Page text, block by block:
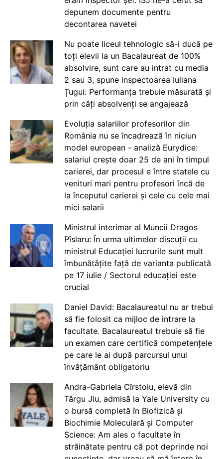
depunem documente pentru
decontarea navetei
Nu poate liceul tehnologic să-i ducă pe
toți elevii la un Bacalaureat de 100%
absolvire, sunt care au intrat cu media
2 sau 3, spune inspectoarea Iuliana
Țugui: Performanța trebuie măsurată și
prin câți absolvenți se angajează
Evoluția salariilor profesorilor din
România nu se încadrează în niciun
model european - analiză Eurydice:
salariul crește doar 25 de ani în timpul
carierei, dar procesul e între statele cu
venituri mari pentru profesori încă de
la începutul carierei și cele cu cele mai
mici salarii
Ministrul interimar al Muncii Dragos
Pîslaru: În urma ultimelor discuții cu
ministrul Educației lucrurile sunt mult
îmbunătățite față de varianta publicată
pe 17 iulie / Sectorul educației este
crucial
Daniel David: Bacalaureatul nu ar trebui
să fie folosit ca mijloc de intrare la
facultate. Bacalaureatul trebuie să fie
un examen care certifică competențele
pe care le ai după parcursul unui
învățământ obligatoriu
Andra-Gabriela Cîrstoiu, elevă din
Târgu Jiu, admisă la Yale University cu
o bursă completă în Biofizică și
Biochimie Moleculară și Computer
Science: Am ales o facultate în
străinătate pentru că pot deprinde noi